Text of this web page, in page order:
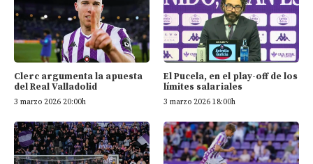
Clerc argumenta la apuesta
del Real Valladolid
3 marzo 2026 20:00h
El Pucela, en el play-off de los
límites salariales
3 marzo 2026 18:00h